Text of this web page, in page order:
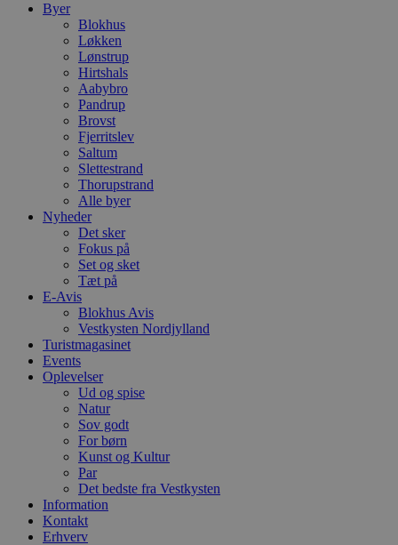
Byer
Blokhus
Løkken
Lønstrup
Hirtshals
Aabybro
Pandrup
Brovst
Fjerritslev
Saltum
Slettestrand
Thorupstrand
Alle byer
Nyheder
Det sker
Fokus på
Set og sket
Tæt på
E-Avis
Blokhus Avis
Vestkysten Nordjylland
Turistmagasinet
Events
Oplevelser
Ud og spise
Natur
Sov godt
For børn
Kunst og Kultur
Par
Det bedste fra Vestkysten
Information
Kontakt
Erhverv